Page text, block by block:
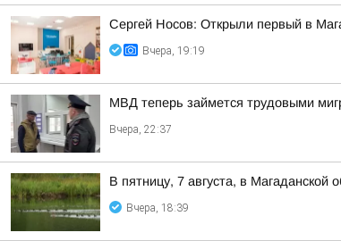
Сергей Носов: Открыли первый в
Вчера, 19:19
МВД теперь займется трудовыми
Вчера, 22:37
В пятницу, 7 августа, в Магаданской
Вчера, 18:39